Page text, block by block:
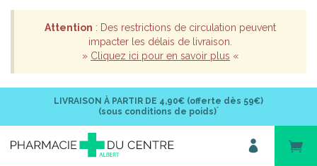
Attention : Des restrictions de circulation peuvent
impacter les délais de livraison.
» Cliquez ici pour en savoir plus «
LIVRAISON À PARTIR DE 4,90€ (offerte dès 59€)
(sous conditions de poids)*